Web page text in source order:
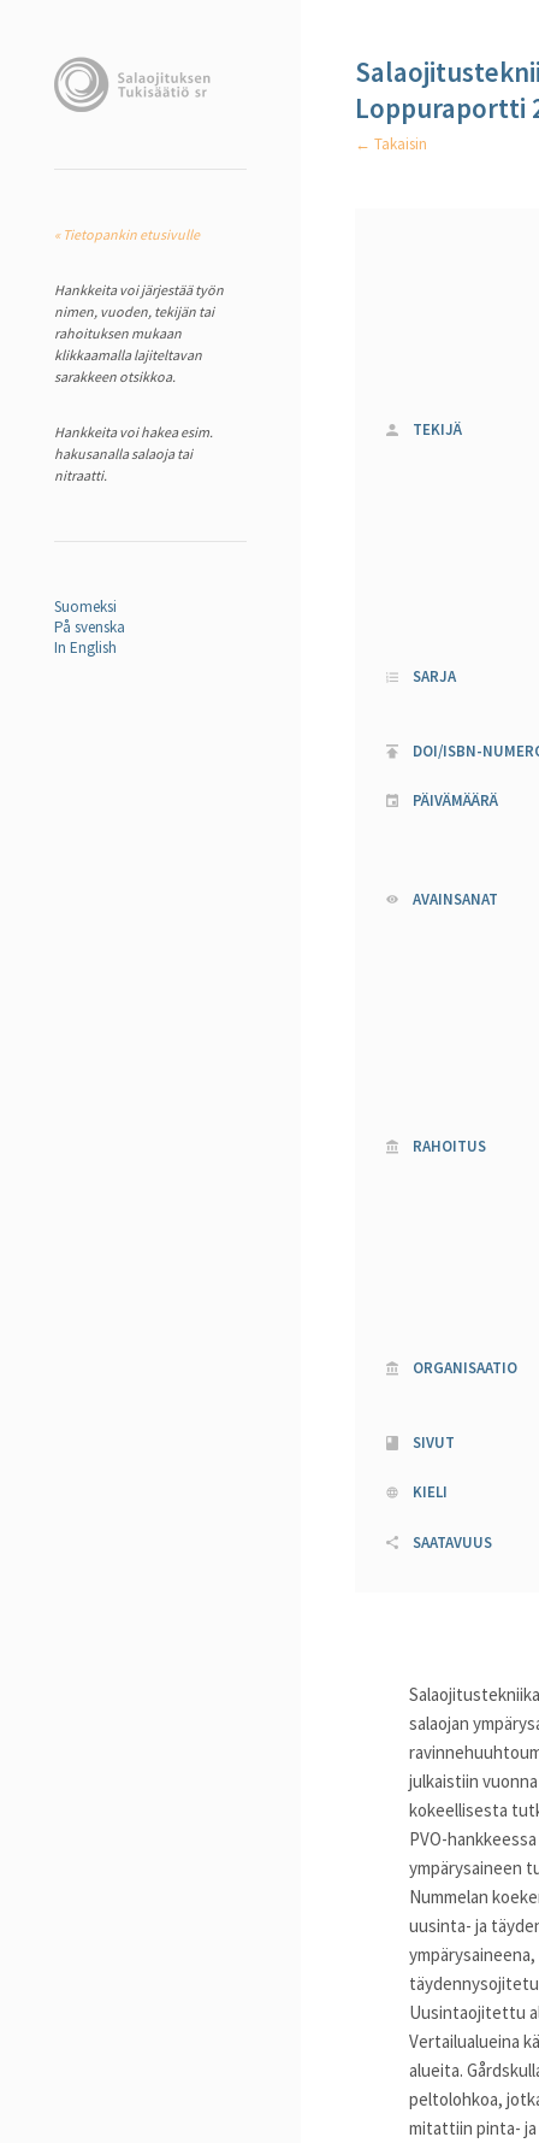
« Tietopankin etusivulle
Hankkeita voi järjestää työn
nimen, vuoden, tekijän tai
rahoituksen mukaan
klikkaamalla lajiteltavan
sarakkeen otsikkoa.
Hankkeita voi hakea esim.
hakusanalla salaoja tai
nitraatti.
Suomeksi
På svenska
In English
Loppuraportti
← Takaisin
TEKIJÄ
SARJA
DOI/ISBN-
PÄIVÄMÄÄRÄ
AVAINSANAT
RAHOITUS
ORGANISAATIO
SIVUT
KIELI
SAATAVUUS
salaojan
julkaistiin
kokeellisesta
PVO-
ympärysaineen
Nummelan
uusinta- ja
Uusintaojitettu
Vertailualueina
alueita.
peltolohkoa,
mitattiin pinta- ja